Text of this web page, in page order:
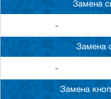
Замена
-
Замена
-
Замена